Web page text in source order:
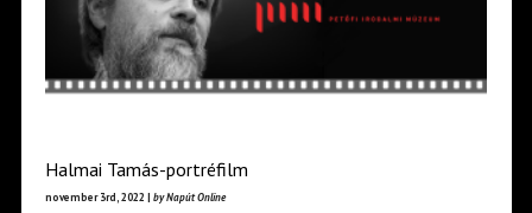
Halmai Tamás-portréfilm
november 3rd, 2022 | by Napút Online